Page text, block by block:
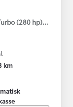
(280 hp) Aut.
km